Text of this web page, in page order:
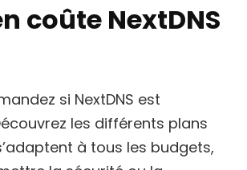
coûte NextDNS
si NextDNS est
les différents plans
à tous les budgets,